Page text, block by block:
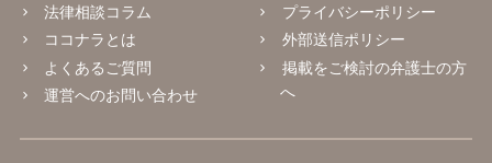
法律相談コラム
ココナラとは
よくあるご質問
運営へのお問い合わせ
プライバシーポリシー
外部送信ポリシー
掲載をご検討の弁護士の方
へ